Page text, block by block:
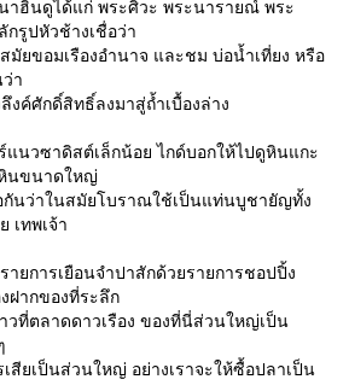
าฮินดูได้แก่ พระศิวะ พระนารายณ์ พระ
รูปหัวช้างเชื่อว่า
ยขอมเรืองอำนาจ และชม บ่อน้ำเที่ยง หรือ
า
งค์ศักดิ์สิทธิ์ลงมาสู่ถ้ำเบื้องล่าง
นวซาดิสต์เล็กน้อย ไกด์บอกให้ไปดูหินแกะ
นขนาดใหญ่
นว่าในสมัยโบราณใช้เป็นแท่นบูชายัญทั้ง
เทพเจ้า
ายการเยือนจำปาสักด้วยรายการชอปปิ้ง
ฝากของที่ระลึก
ที่ตลาดดาวเรือง ของที่นี่ส่วนใหญ่เป็น
สียเป็นส่วนใหญ่ อย่างเราจะให้ซื้อปลาเป็น